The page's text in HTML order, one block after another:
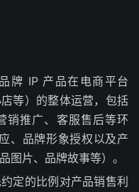
牌 IP 产品在电商平台
等）的整体运营，包括
销推广、客服售后等环
、品牌形象授权以及产
图片、品牌故事等）。
定的比例对产品销售利